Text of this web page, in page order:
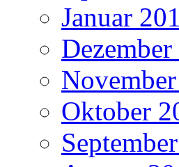
Januar
Oktober